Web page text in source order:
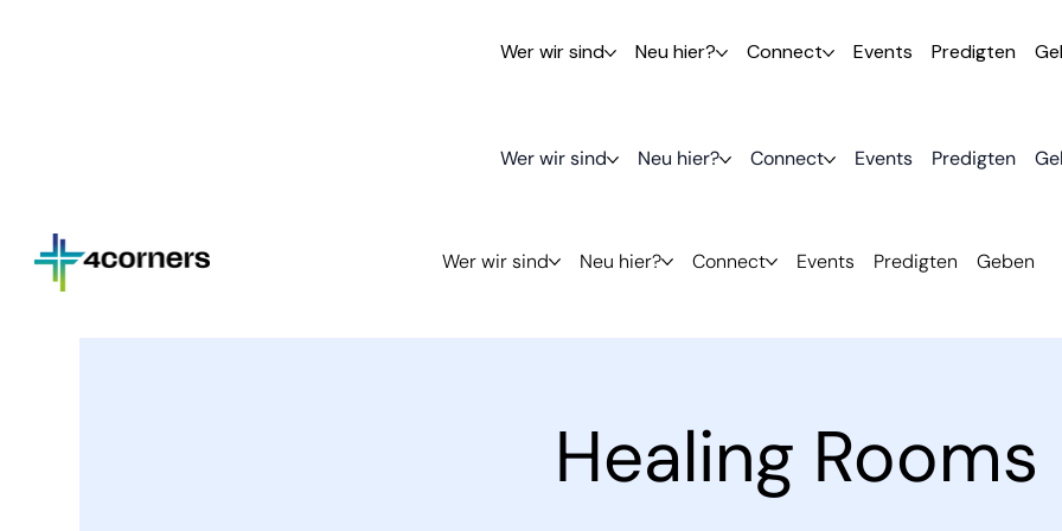
Wer wir sind Neu hier? Connect Events Predigten Geben
Wer wir sind Neu hier? Connect Events Predigten
Wer wir sind Neu hier? Connect Events Predigten
Healing Rooms